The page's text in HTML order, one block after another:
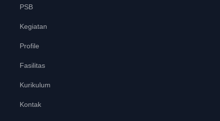
PSB
Kegiatan
Profile
Fasilitas
Kurikulum
Kontak